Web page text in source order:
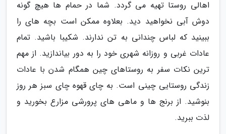
اهالی روستا تهیه می گردد. شما در حمام ها هیچ گونه
دوش آبی نخواهید دید. بعلاوه ممکن است بچه های را
ببینید که لباس چندانی به تن ندارند. شکیبا باشید. تمام
عادات غربی و روزانه شهری خود را به دور بیاندازید. از مهم
ترین نکات سفر به روستاهای چین همگام شدن با عادات
زندگی روستایی چینی است. به چای قهوه چای سبز هر روز
بنوشید. از برنج ها و ماهی های پرورشی مزارع بخورید و
لذت ببرید.